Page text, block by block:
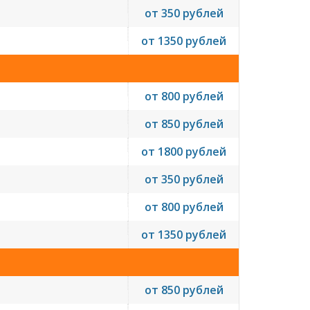
от 350 рублей
от 1350 рублей
от 800 рублей
от 850 рублей
от 1800 рублей
от 350 рублей
от 800 рублей
от 1350 рублей
от 850 рублей